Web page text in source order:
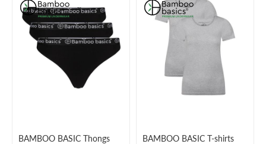
BAMBOO BASIC Thongs
BAMBOO BASIC T-shirts